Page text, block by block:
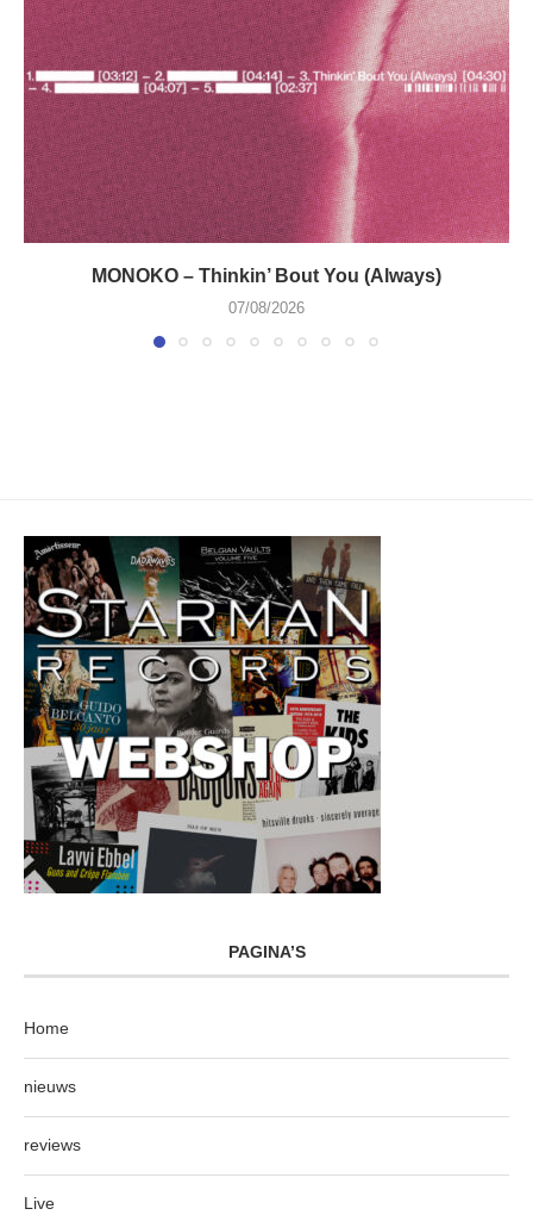
MONOKO – Thinkin’ Bout You (Always)
07/08/2026
PAGINA’S
Home
nieuws
reviews
Live